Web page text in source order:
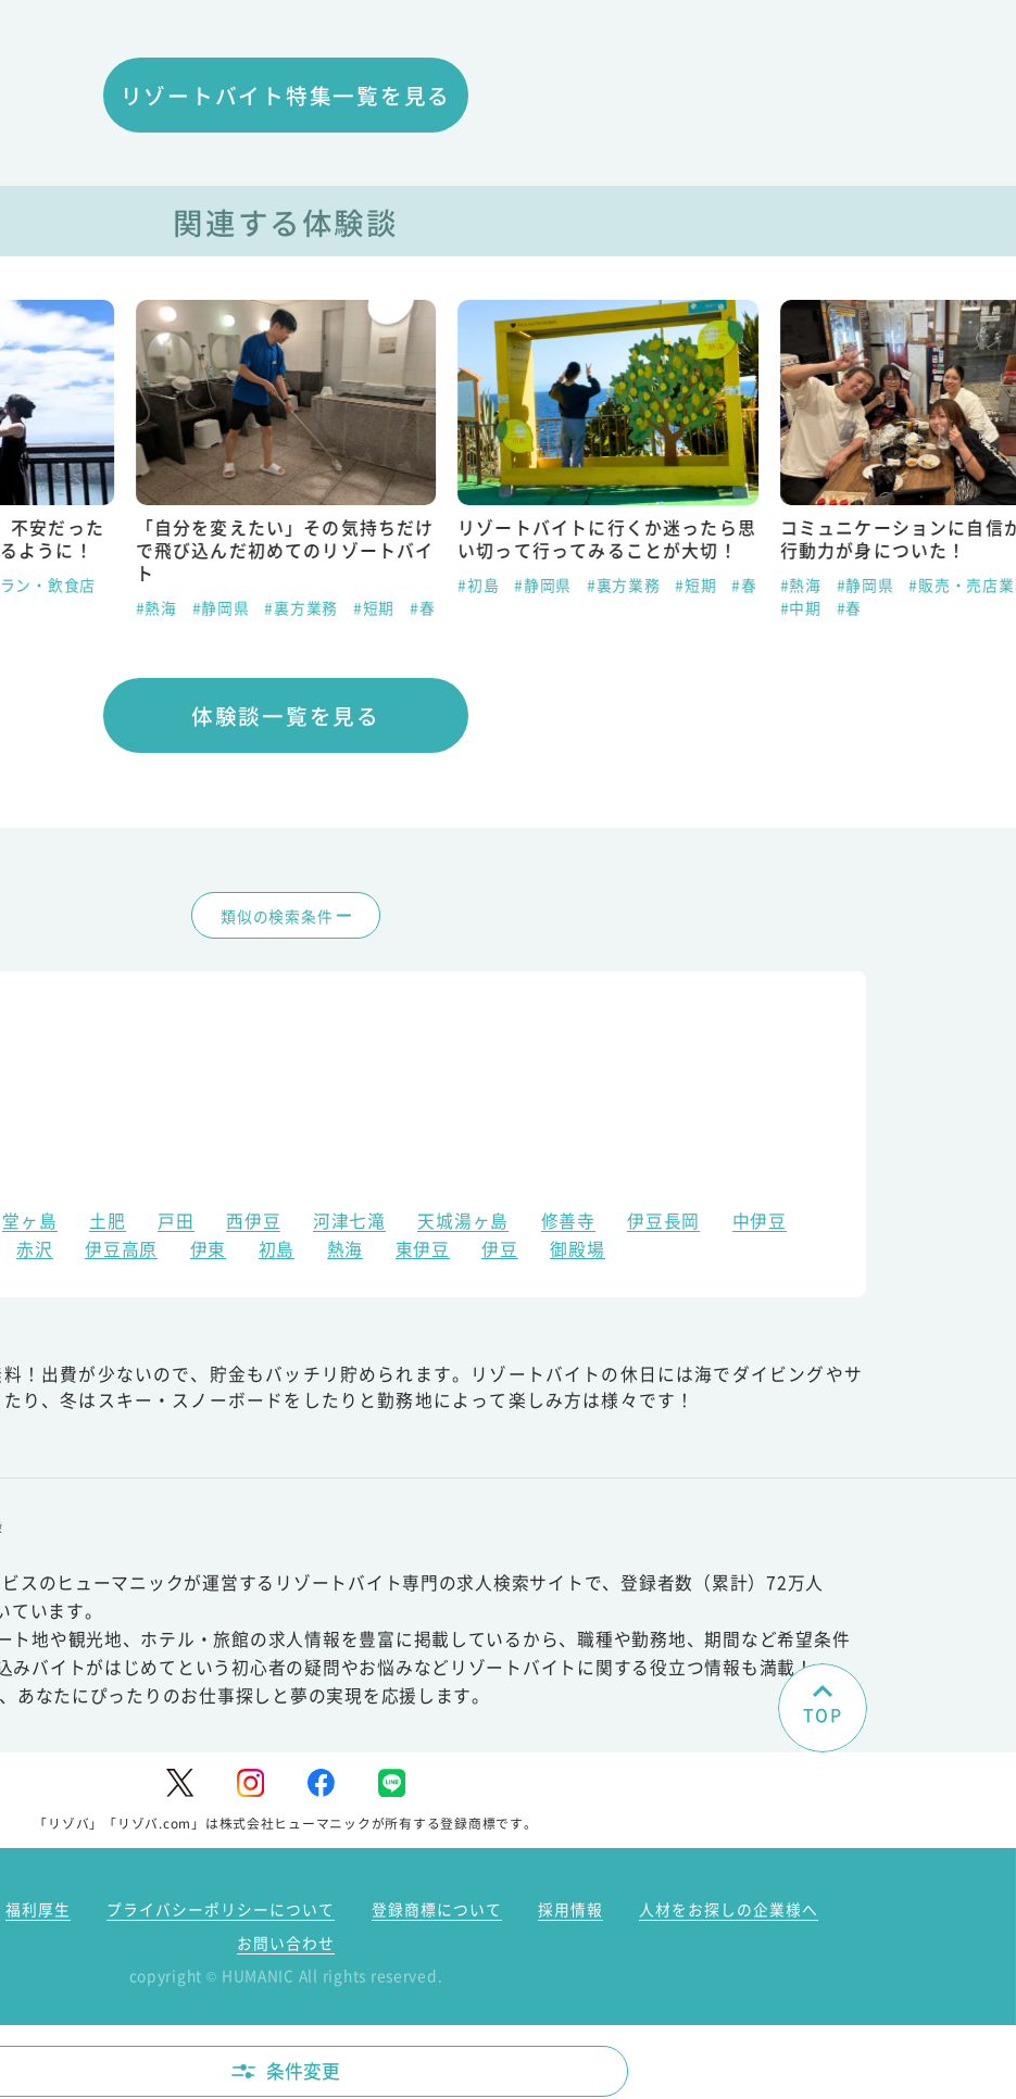
リゾートバイト特集一覧を見る
関連する体験談
不安だった
ように！
ン・飲食店
「自分を変えたい」その気持ちだけ
で飛び込んだ初めてのリゾートバイ
ト
#熱海 #静岡県 #裏方業務 #短期 #春
リゾートバイトに行くか迷ったら思
い切って行ってみることが大切！
#初島 #静岡県 #裏方業務 #短期 #春
コミュニケーションに自信
行動力が身についた！
#熱海 #静岡県
#販売・売店
#中期
#春
体験談一覧を見る
類似の検索条件
堂ヶ島 土肥 戸田 西伊豆 河津七滝 天城湯ヶ島 修善寺 伊豆長岡
中伊豆
赤沢 伊豆高原 伊東 初島 熱海 東伊豆 伊豆 御殿場
！出費が少ないので、貯金もバッチリ貯められます。リゾートバイトの休日には海でダイビングやサ
り、冬はスキー・スノーボードをしたりと勤務地によって楽しみ方は様々です！
スのヒューマニックが運営するリゾートバイト専門の求人検索サイトで、登録者数（累計）72万人
います。
ト地や観光地、ホテル・旅館の求人情報を豊富に掲載しているから、職種や勤務地、期間など希望条件
みバイトがはじめてという初心者の疑問やお悩みなどリゾートバイトに関する役立つ情報も満載！
あなたにぴったりのお仕事探しと夢の実現を応援します。
TOP
「リゾバ」「リゾバ.com」は株式会社ヒューマニックが所有する登録商標です。
福利厚生 プライバシーポリシーについて 登録商標について 採用情報
人材をお探しの企業様へ
お問い合わせ
copyright © HUMANIC All rights reserved.
条件変更